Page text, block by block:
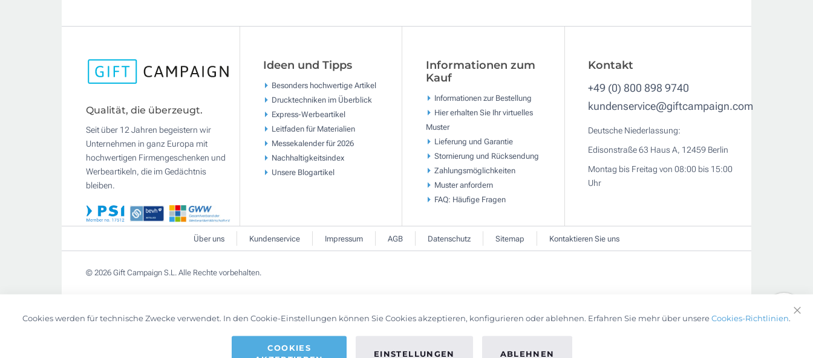
Qualität, die überzeugt.
Seit über 12 Jahren begeistern wir
Unternehmen in ganz Europa mit
hochwertigen Firmengeschenken und
Werbeartikeln, die im Gedächtnis
bleiben.
Ideen und Tipps
Besonders hochwertige Artikel
Drucktechniken im Überblick
Express-Werbeartikel
Leitfaden für Materialien
Messekalender für 2026
Nachhaltigkeitsindex
Unsere Blogartikel
Informationen zum
Kauf
Informationen zur Bestellung
Hier erhalten Sie Ihr virtuelles
Muster
Lieferung und Garantie
Stornierung und Rücksendung
Zahlungsmöglichkeiten
Muster anfordern
FAQ: Häufige Fragen
Kontakt
+49 (0) 800 898 9740
kundenservice@giftcampaign.com
Deutsche Niederlassung:
Edisonstraße 63 Haus A, 12459 Berlin
Montag bis Freitag von 08:00 bis 15:00
Uhr
Über uns Kundenservice Impressum AGB Datenschutz Sitemap Kontaktieren Sie uns
© 2026 Gift Campaign S.L. Alle Rechte vorbehalten.
Cookies werden für technische Zwecke verwendet. In den Cookie-Einstellungen können Sie Cookies akzeptieren, konfigurieren oder ablehnen. Erfahren Sie mehr über unsereCookies-Richtlinien.
COOKIES
EINSTELLUNGEN ABLEHNEN